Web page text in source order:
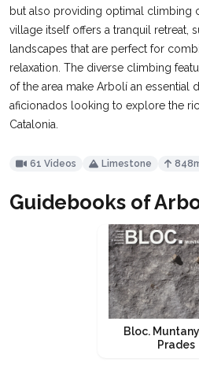
but also providing optimal climbing
village itself offers a tranquil retreat,
landscapes that are perfect for
relaxation. The diverse climbing
of the area make Arbolí an essential
aficionados looking to explore the
Catalonia.
61 Videos Limestone
Guidebooks of
Bloc.
Prades